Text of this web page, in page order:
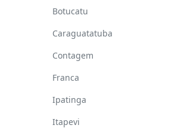
Botucatu
Caraguatatuba
Contagem
Franca
Ipatinga
Itapevi